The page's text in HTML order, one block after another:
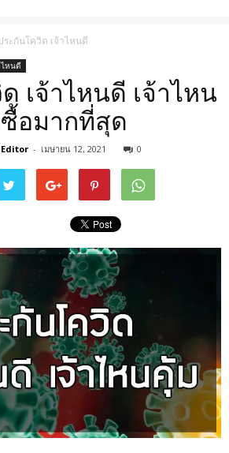
ระกันโควิด เจ้าไหนดี
ไหนดี
เจ้าไหนดี เจ้าไหน
อมากที่สุด
- เมษายน 12, 2021 0